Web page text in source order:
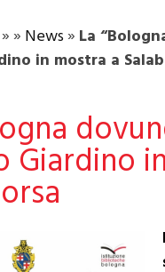
»» News» La
in mostra a